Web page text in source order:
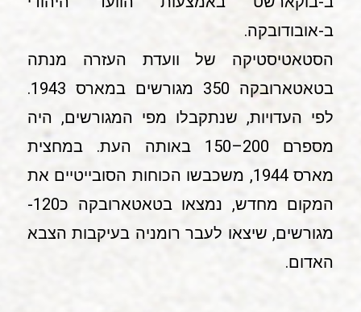
ב-אובודובקה.
הסטאטיסטיקה של וועדת העזרה מנתה
בטאטארובקה 350 מגורשים במארס 1943.
לפי העדויות, שנתקבלו מפי המגורשים, היה
מספרם 200–150 באותה העת. במחצית
מארס 1944, משכבשו הכוחות הסובייטיים את
המקום מחדש, נמצאו בטאטארובקה כ120-
מגורשים, שיצאו לעבר רומניה בעיקבות הצבא
האדום.